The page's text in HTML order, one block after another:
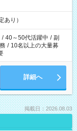
り）
/ 40～50代活躍中 / 副
/ 10名以上の大量募
詳細へ
掲載日：2026.08.03